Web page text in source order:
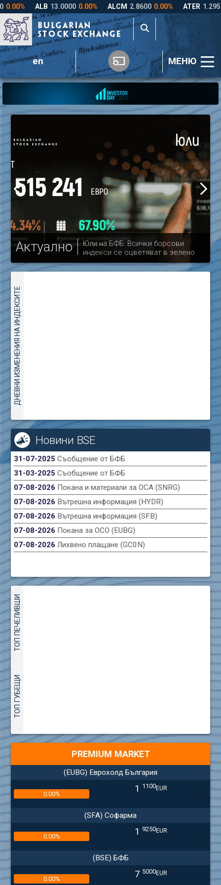
en МЕНЮ
Актуално
Юли на БФБ: Всички борсови
индекси се оцветяват в зелено
ДНЕВНИ ИЗМЕНЕНИЯ НА ИНДЕКСИТЕ
Новини BSE
31-07-2025Съобщение от БФБ
31-03-2025Съобщение от БФБ
07-08-2026 Покана и материали за ОСА (SNRG)
07-08-2026 Вътрешна информация (HYDR)
07-08-2026 Вътрешна информация (SFB)
07-08-2026 Покана за ОСО (EUBG)
07-08-2026Лихвено плащане (GC0N)
ТОП ПЕЧЕЛИВШИ
ТОП ГУБЕЩИ
PREMIUM MARKET
(EUBG) Еврохолд България
0.00% 1 1100EUR
(SFA) Софарма
0.00% 1 9250EUR
(BSE) БФБ
0.00% 7 5000EUR